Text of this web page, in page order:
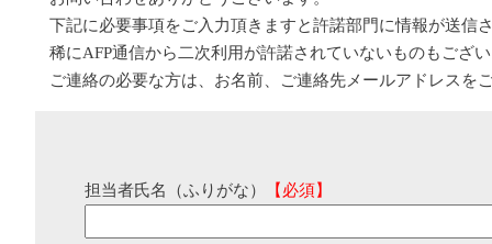
下記に必要事項をご入力頂きますと許諾部門に情報が送信
稀にAFP通信から二次利用が許諾されていないものもござ
ご連絡の必要な方は、お名前、ご連絡先メールアドレスを
担当者氏名（ふりがな） 【必須】